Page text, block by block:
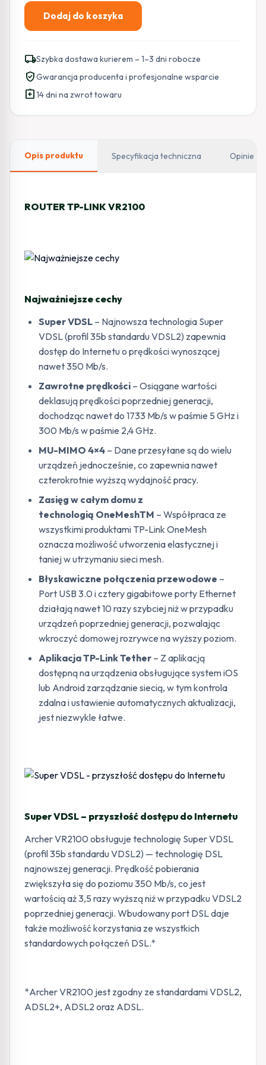
ilość
LINK
VR2100
Dodaj do koszyka
local_shippingSzybka dostawa kurierem – 1–3 dni robocze
verified_userGwarancja producenta i profesjonalne wsparcie
assignment_return14 dni na zwrot towaru
Opis produktu Specyfikacja techniczna Opinie
ROUTER TP-LINK VR2100
Najważniejsze cechy
Super VDSL – Najnowsza technologia Super
VDSL (profil 35b standardu VDSL2) zapewnia
dostęp do Internetu o prędkości wynoszącej
nawet 350 Mb/s.
Zawrotne prędkości – Osiągane wartości
deklasują prędkości poprzedniej generacji,
dochodząc nawet do 1733 Mb/s w paśmie 5 GHz i
300 Mb/s w paśmie 2,4 GHz.
MU-MIMO 4×4 – Dane przesyłane są do wielu
urządzeń jednocześnie, co zapewnia nawet
czterokrotnie wyższą wydajność pracy.
Zasięg w całym domu z
technologią OneMeshTM – Współpraca ze
wszystkimi produktami TP-Link OneMesh
oznacza możliwość utworzenia elastycznej i
taniej w utrzymaniu sieci mesh.
Błyskawiczne połączenia przewodowe –
Port USB 3.0 i cztery gigabitowe porty Ethernet
działają nawet 10 razy szybciej niż w przypadku
urządzeń poprzedniej generacji, pozwalając
wkroczyć domowej rozrywce na wyższy poziom.
Aplikacja TP-Link Tether – Z aplikacją
dostępną na urządzenia obsługujące system iOS
lub Android zarządzanie siecią, w tym kontrola
zdalna i ustawienie automatycznych aktualizacji,
jest niezwykle łatwe.
Super VDSL – przyszłość dostępu do Internetu
Archer VR2100 obsługuje technologię Super VDSL
(profil 35b standardu VDSL2) — technologię DSL
najnowszej generacji. Prędkość pobierania
zwiększyła się do poziomu 350 Mb/s, co jest
wartością aż 3,5 razy wyższą niż w przypadku VDSL2
poprzedniej generacji. Wbudowany port DSL daje
także możliwość korzystania ze wszystkich
standardowych połączeń DSL.*
*Archer VR2100 jest zgodny ze standardami VDSL2,
ADSL2+, ADSL2 oraz ADSL.